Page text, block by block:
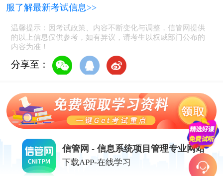
服了解最新考试信息>>
温馨提示：因考试政策、内容不断变化与调整，信管网提供
的以上信息仅供参考，如有异议，请考生以权威部门公布的
内容为准！
分享至：
信管网 - 信息系统项目管理专业网站
下载APP-在线学习